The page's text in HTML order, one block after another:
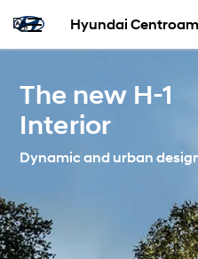
Hyundai
The new H-1
Interior
Dynamic and urban